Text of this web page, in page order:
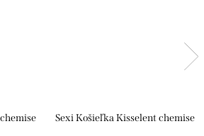
Sexi Košieľka Kisselent chemise